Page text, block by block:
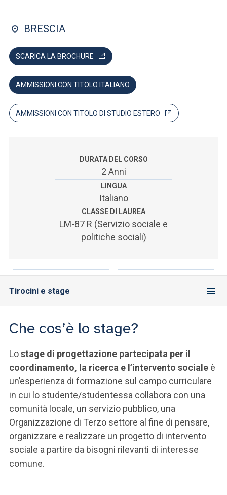
SEI UN DOCENTE O UN MEMBRO DELLO STAFF
ACCEDI A CLOUDMAIL
BRESCIA
SCARICA LA BROCHURE
AMMISSIONI CON TITOLO ITALIANO
AMMISSIONI CON TITOLO DI STUDIO ESTERO
DURATA DEL CORSO
2 Anni
LINGUA
Italiano
CLASSE DI LAUREA
LM-87 R (Servizio sociale e
politiche sociali)
Tirocini e stage
Che cos’è lo stage?
Lostage di progettazione partecipata per il
coordinamento, la ricerca e l’intervento sociale è
un’esperienza di formazione sul campo curriculare
in cui lo studente/studentessa collabora con una
comunità locale, un servizio pubblico, una
Organizzazione di Terzo settore al fine di pensare,
organizzare e realizzare un progetto di intervento
sociale a partire da bisogni rilevanti di interesse
comune.